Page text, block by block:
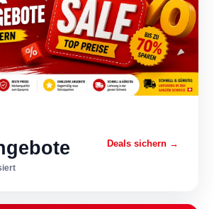
Deals sichern →